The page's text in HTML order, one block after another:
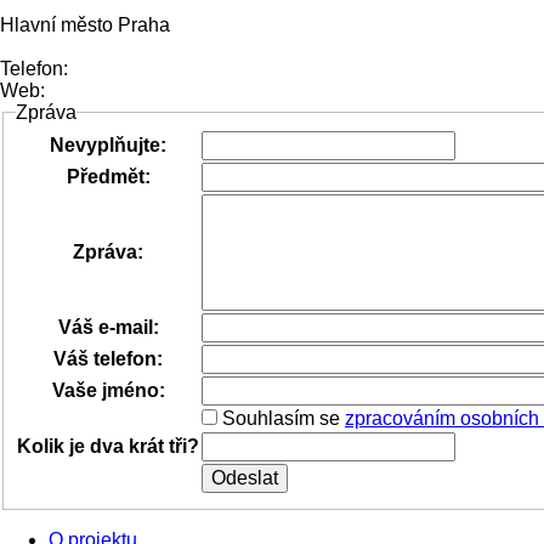
Hlavní město Praha
Telefon:
Web:
Zpráva
Nevyplňujte:
Předmět:
Zpráva:
Váš e-mail:
Váš telefon:
Vaše jméno:
Souhlasím se zpracováním osobních
Kolik je dva krát tři?